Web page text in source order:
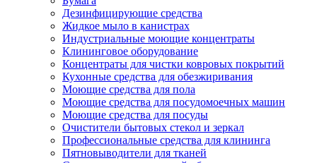
Дезинфицирующие средства
Жидкое мыло в канистрах
Индустриальные моющие концентраты
Клининговое оборудование
Концентраты для чистки ковровых покрытий
Кухонные средства для обезжиривания
Моющие средства для пола
Моющие средства для посудомоечных машин
Моющие средства для посуды
Очистители бытовых стекол и зеркал
Профессиональные средства для клининга
Пятновыводители для тканей